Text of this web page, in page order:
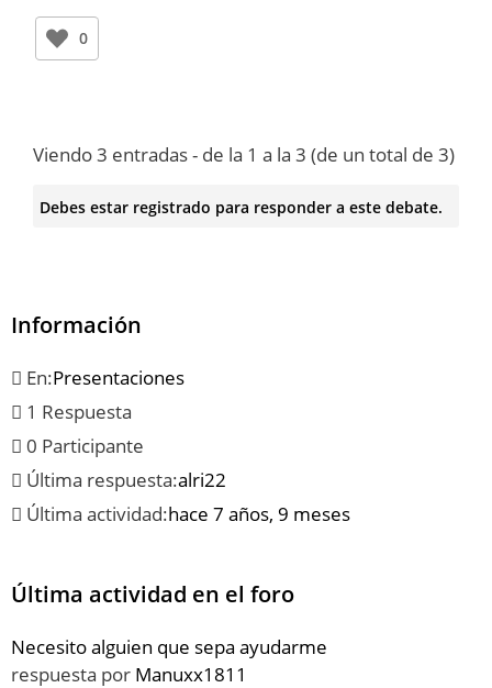
0
Viendo 3 entradas - de la 1 a la 3 (de un total de 3)
Debes estar registrado para responder a este debate.
Información
En:Presentaciones
1 Respuesta
0 Participante
Última respuesta:alri22
Última actividad:hace 7 años, 9 meses
Última actividad en el foro
Necesito alguien que sepa ayudarme
respuesta por Manuxx1811